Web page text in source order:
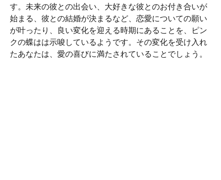
す。未来の彼との出会い、大好きな彼とのお付き合いが
始まる、彼との結婚が決まるなど、恋愛についての願い
が叶ったり、良い変化を迎える時期にあることを、ピン
クの蝶はは示唆しているようです。その変化を受け入れ
たあなたは、愛の喜びに満たされていることでしょう。